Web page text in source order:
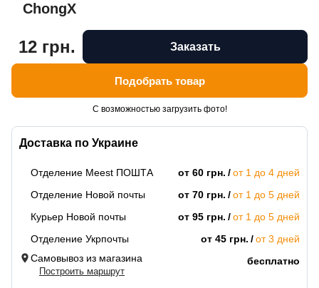
ChongX
Доставка по Украине
Отделение Meest ПОШТА от 60 грн.
от 1 до 4 дней
Отделение Новой почты
от 70 грн.
от 1 до 5 дней
Курьер Новой почты
от 95 грн.
от 1 до 5 дней
Отделение Укрпочты
от 45 грн.
от 3 дней
Самовывоз из магазина
Построить маршрут
бесплатно
12 грн. Заказать
Подобрать товар
С возможностью загрузить фото!